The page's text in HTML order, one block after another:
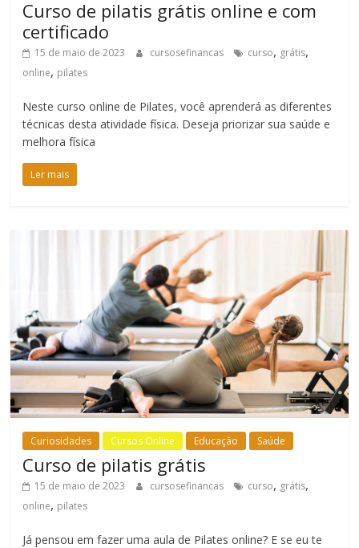
Curso de pilatis grátis online e com
certificado
15 de maio de 2023 cursosefinancas curso, grátis,
online, pilates
Neste curso online de Pilates, você aprenderá as diferentes
técnicas desta atividade física. Deseja priorizar sua saúde e
melhora física
Ler mais
Curiosidades Cursos Online Educação Saúde
Curso de pilatis grátis
15 de maio de 2023 cursosefinancas curso, grátis,
online, pilates
Já pensou em fazer uma aula de Pilates online? E se eu te